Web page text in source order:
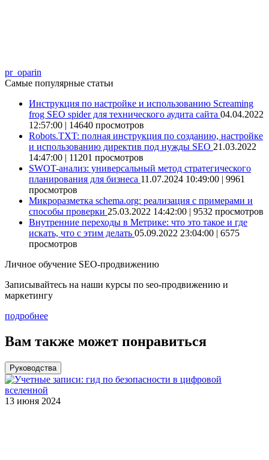
pr_oparin
Самые популярные статьи
Инструкция по настройке и использованию Screaming
frog SEO spider для технического аудита сайта 04.04.2022
12:57:00 | 14640 просмотров
Robots.TXT: полная инструкция по созданию, настройке
и использованию директив под нужды SEO 21.03.2022
14:47:00 | 11201 просмотров
SWOT-анализ: универсальный метод стратегического
планирования для бизнеса 11.07.2024 10:49:00 | 9961
просмотров
Микроразметка schema.org: реализация с примерами и
способы проверки 25.03.2022 14:42:00 | 9532 просмотров
Внутренние переходы в Метрике: что это такое и где
искать, что с этим делать 05.09.2022 23:04:00 | 6575
просмотров
Личное обучение SEO-продвижению
Записывайтесь на наши курсы по seo-продвижению и
маркетингу
подробнее
Вам также может понравиться
Руководства
13 июня 2024